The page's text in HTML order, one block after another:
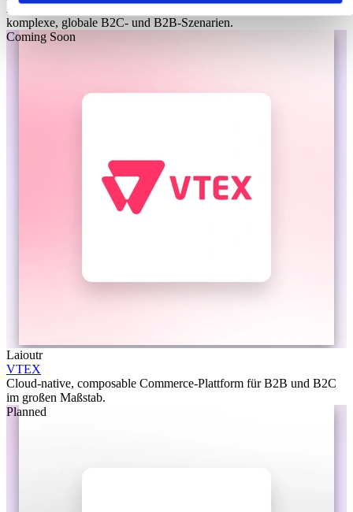
Adobe Commerce ist eine Enterprise-Commerce-Plattform für
komplexe, globale B2C- und B2B-Szenarien.
Coming Soon
Laioutr
VTEX
Cloud-native, composable Commerce-Plattform für B2B und B2C
im großen Maßstab.
Planned